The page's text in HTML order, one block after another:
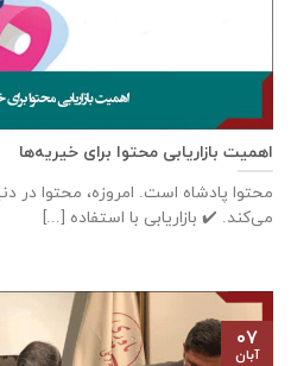
اهمیت بازاریابی محتوا برای خیریه‌ها
محتوا پادشاه است. امروزه، محتوا در
می‌کند. ✔️ بازاریابی با استفاده [...]
۰۷
آبان